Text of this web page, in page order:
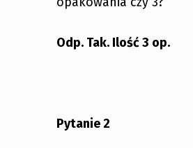
Odp. Tak. Ilość 3 op.
Pytanie 2